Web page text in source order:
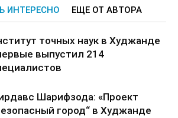
ИНТЕРЕСНО ЕЩЕ ОТ АВТОРА
точных наук в Худжанде
выпустил 214
Шарифзода: «Проект
город“ в Худжанде